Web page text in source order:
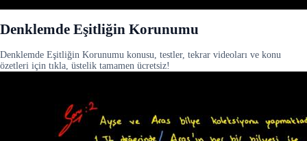
Denklemde Eşitliğin Korunumu
Denklemde Eşitliğin Korunumu konusu, testler, tekrar videoları ve konu
özetleri için tıkla, üstelik tamamen ücretsiz!